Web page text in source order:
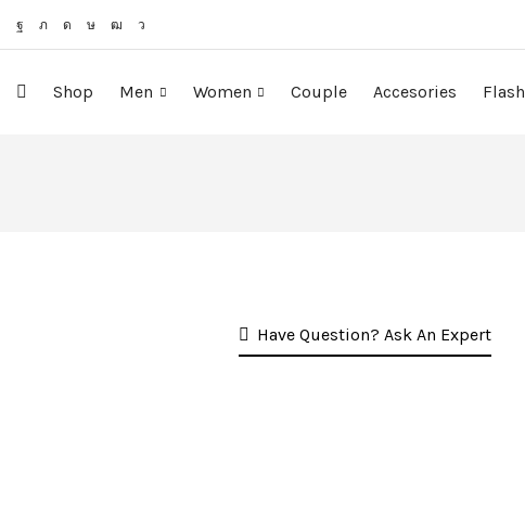
Shop Men Women Couple Accesories
Have Question? Ask An Expert